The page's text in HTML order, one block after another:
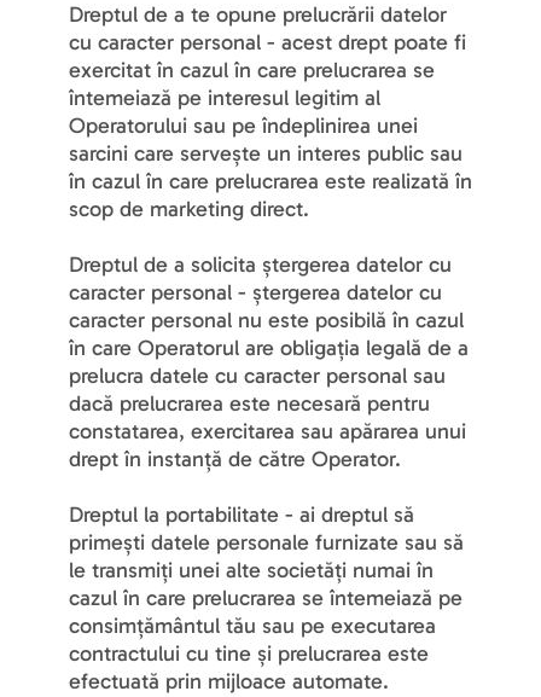
Dreptul de a te opune prelucrării datelor
cu caracter personal - acest drept poate fi
exercitat în cazul în care prelucrarea se
întemeiază pe interesul legitim al
Operatorului sau pe îndeplinirea unei
sarcini care servește un interes public sau
în cazul în care prelucrarea este realizată în
scop de marketing direct.
Dreptul de a solicita ștergerea datelor cu
caracter personal - ștergerea datelor cu
caracter personal nu este posibilă în cazul
în care Operatorul are obligația legală de a
prelucra datele cu caracter personal sau
dacă prelucrarea este necesară pentru
constatarea, exercitarea sau apărarea unui
drept în instanță de către Operator.
Dreptul la portabilitate - ai dreptul să
primești datele personale furnizate sau să
le transmiți unei alte societăți numai în
cazul în care prelucrarea se întemeiază pe
consimțământul tău sau pe executarea
contractului cu tine și prelucrarea este
efectuată prin mijloace automate.